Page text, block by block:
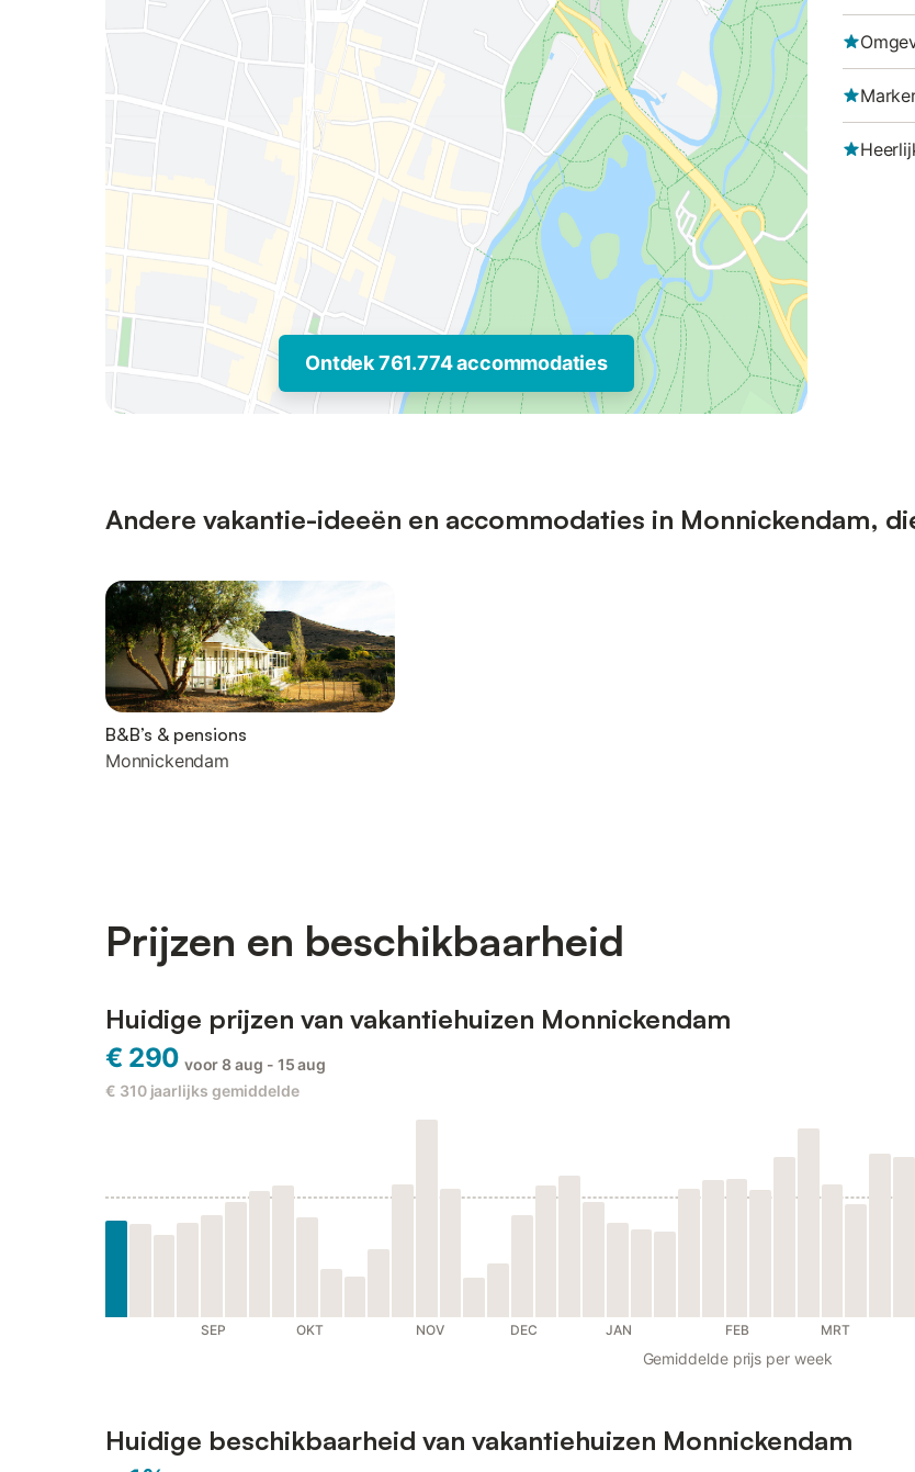
Ontdek 761.774 accommodaties
Andere vakantie-ideeën en accommodaties in Monnickendam,
B&B’s & pensions
Monnickendam
Prijzen en beschikbaarheid
Huidige prijzen van vakantiehuizen Monnickendam
€ 290 voor 8 aug - 15 aug
€ 310 jaarlijks gemiddelde
SEP OKT NOV DEC JAN FEB MRT
Gemiddelde prijs per week
Huidige beschikbaarheid van vakantiehuizen Monnickendam